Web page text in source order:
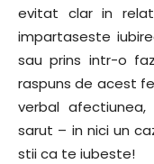
evitat clar in
impartaseste
sau prins intr-o
raspuns de acest
verbal
sarut – in nici un
stii ca te iubeste!